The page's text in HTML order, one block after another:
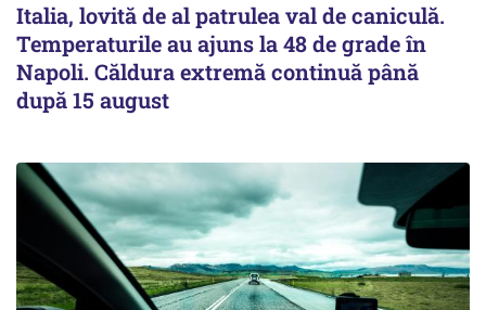
Italia, lovită de al patrulea val de caniculă.
Temperaturile au ajuns la 48 de grade în
Napoli. Căldura extremă continuă până
după 15 august